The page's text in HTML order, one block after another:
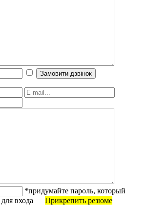
*придумайте пароль, который
входа
Прикрепить резюме